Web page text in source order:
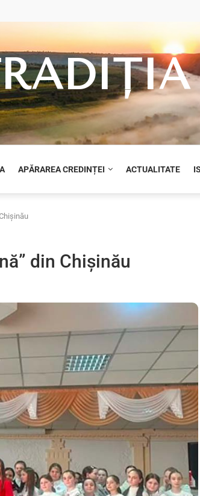
APĂRAREA CREDINȚEI ACTUALITATE
din Chișinău